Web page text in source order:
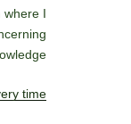
where I
time